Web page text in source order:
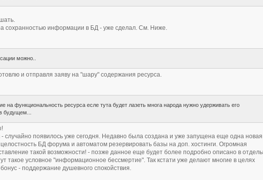
сохранностью информации в БД - уже сделал. См. Ниже.
можно..
и отправля заяву на "шару" содержания ресурса.
на функциональность ресурса есле тута будет лазеть многа народа нужно удерживать его
будущем...
случайно появилось уже сегодня. Недавно была создана и уже запущена еще одна новая
БД форума и автоматом резервировать базы на доп. хостинги. Огромная
такой возможности! - позже данное еще будет более подробно описано в
такое условное "информационное бессмертие". Так кстати уже делают многие в целях
- поддержание душевного спокойствия.